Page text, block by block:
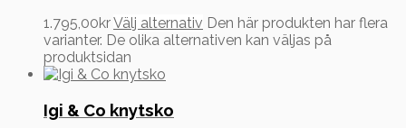
1.795,00krVälj alternativ Den här produkten har flera
varianter. De olika alternativen kan väljas på
produktsidan
Igi & Co knytsko